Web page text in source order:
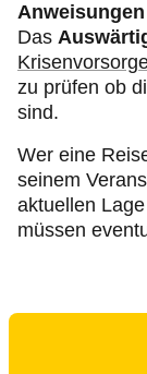
Das
zu prüfen ob
sind.
Wer eine
seinem
aktuellen
müssen